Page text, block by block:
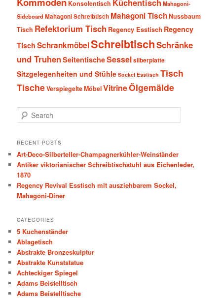
Konsolentisch Küchentisch Mahagoni-
SideboardMahagoni Schreibtisch Mahagoni TischNussbaum
Tisch Refektorium Tisch Regency Esstisch Regency
Tisch SchrankmöbelSchreibtischSchränke
und TruhenSeitentischeSesselsilberplatte
Sitzgelegenheiten und Stühle Sockel Esstisch Tisch
TischeVerspiegelte MöbelVitrineÖlgemälde
e
r
h
RECENT POSTS
Art-Deco-Silberteller-Champagnerkühler-Weinständer
Antiker viktorianischer Schreibtischstuhl aus Eichenleder,
1870
Regency Revival Esstisch mit ausziehbarem Sockel,
Mahagoni-Diner
CATEGORIES
5 Kuchenständer
Ablagetisch
Abstrakte Bronzeskulptur
Abstrakte Kunststatue
Achteckiger Spiegel
Adams Beistelltisch
Adams Beistelltische